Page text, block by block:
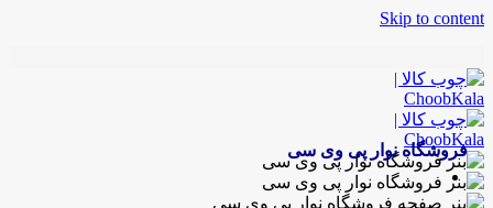
Skip to content
فروشگاه نوار پی وی سی